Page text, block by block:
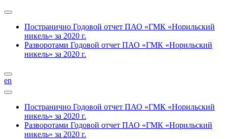
Постранично Годовой отчет ПАО «ГМК «Норильский
никель» за 2020 г.
Разворотами Годовой отчет ПАО «ГМК «Норильский
никель» за 2020 г.
en
Постранично Годовой отчет ПАО «ГМК «Норильский
никель» за 2020 г.
Разворотами Годовой отчет ПАО «ГМК «Норильский
никель» за 2020 г.